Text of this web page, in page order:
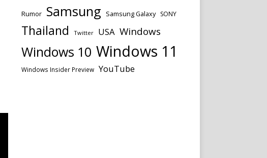
Rumor Samsung Samsung Galaxy SONY
Thailand Twitter USA Windows
Windows 10 Windows 11
Windows Insider Preview YouTube